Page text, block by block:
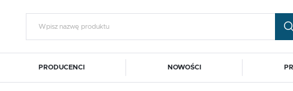
PRODUCENCI NOWOŚCI